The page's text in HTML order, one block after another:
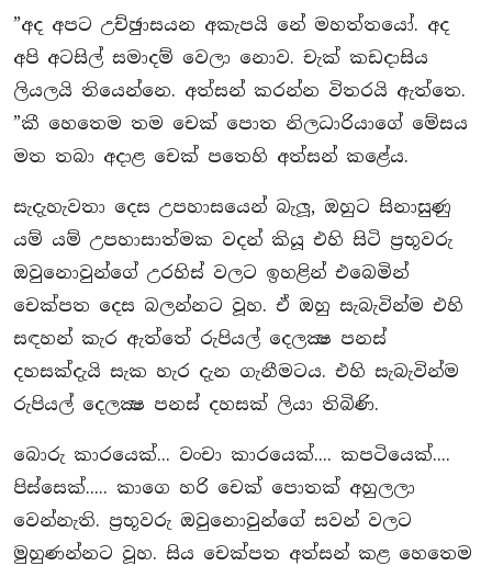
”අද අපට උච්ඡුාසයන අකැපයි නේ මහත්තයෝ. අද
අපි අටසිල් සමාදම් වෙලා නොව. චැක් කඩදාසිය
ලියලයි තියෙන්නෙ. අත්සන් කරන්න විතරයි ඇත්තෙ.
”කී හෙතෙම තම චෙක් පොත නිලධාරියාගේ මේසය
මත තබා අදාළ චෙක් පතෙහි අත්සන් කළේය.
සැදැහැවතා දෙස උපහාසයෙන් බැලූ, ඔහුට සිනාසුණු
යම් යම් උපහාසාත්මක වදන් කියූ එහි සිටි ප‍්‍රභූවරු
ඔවුනොවුන්ගේ උරහිස් වලට ඉහළින් එබෙමින්
චෙක්පත දෙස බලන්නට වූහ. ඒ ඔහු සැබැවින්ම එහි
සඳහන් කැර ඇත්තේ රුපියල් දෙලක්‍ෂ පනස්
දහසක්දැයි සැක හැර දැන ගැනීමටය. එහි සැබැවින්ම
රුපියල් දෙලක්‍ෂ පනස් දහසක් ලියා තිබිණි.
බොරු කාරයෙක්... වංචා කාරයෙක්.... කපටියෙක්....
පිස්සෙක්..... කාගෙ හරි චෙක් පොතක් අහුලලා
වෙන්නැති. ප‍්‍රභූවරු ඔවුනොවුන්ගේ සවන් වලට
මුහුණන්නට වූහ. සිය චෙක්පත අත්සන් කළ හෙතෙම